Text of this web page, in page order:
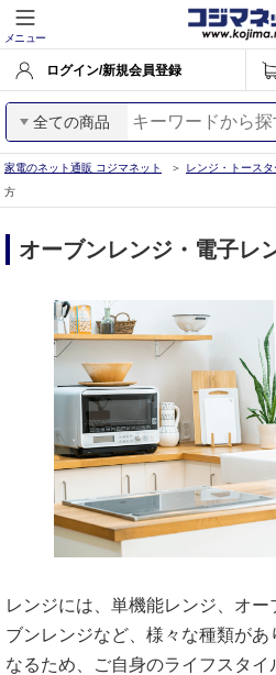
メニュー
ログイン/新規会員登録
全ての商品
家電のネット通販 コジマネット レンジ・トースタ
方
オーブンレンジ・電子レ
レンジには、単機能レンジ、オ
ブンレンジなど、様々な種類が
なるため、ご自身のライフスタ